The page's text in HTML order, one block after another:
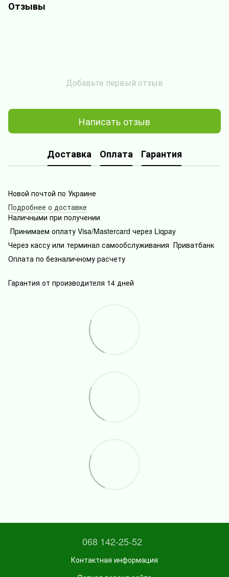
Отзывы
Добавьте первый отзыв
Написать отзыв
Доставка Оплата Гарантия
Новой почтой по Украине
Подробнее о доставке
Наличными при получении
Принимаем оплату Visa/Mastercard через Liqpay
Через кассу или терминал самообслуживания Приватбанк
Оплата по безналичному расчету
Гарантия от производителя 14 дней
068 142-25-52
Контактная информация